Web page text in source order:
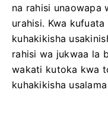
na rahisi unaowapa
urahisi. Kwa
kuhakikisha
rahisi wa jukwaa la
wakati kutoka kwa
kuhakikisha